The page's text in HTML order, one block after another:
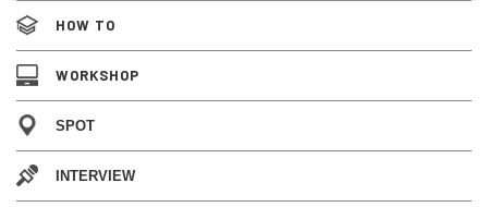
HOW TO
WORKSHOP
SPOT
INTERVIEW